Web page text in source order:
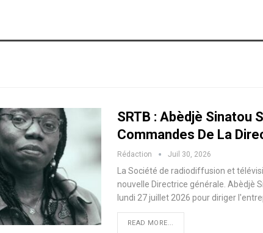
SRTB : Abèdjè Sinatou
Commandes De La
Rédaction Juil 30, 2026
La Société de radiodiffusion et
nouvelle Directrice générale. Abèdjè
lundi 27 juillet 2026 pour diriger
READ MORE...